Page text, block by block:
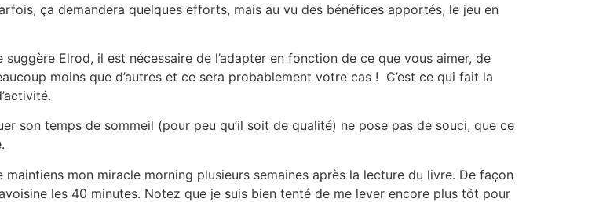
ça demandera quelques efforts, mais au vu des bénéfices apportés, le jeu en
Elrod, il est nécessaire de l’adapter en fonction de ce que vous aimer, de
moins que d’autres et ce sera probablement votre cas ! C’est ce qui fait la
son temps de sommeil (pour peu qu’il soit de qualité) ne pose pas de souci, que ce
mon miracle morning plusieurs semaines après la lecture du livre. De façon
les 40 minutes. Notez que je suis bien tenté de me lever encore plus tôt pour